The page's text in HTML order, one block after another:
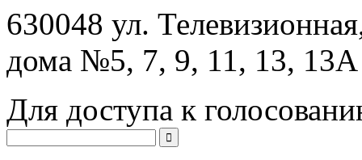
630048 ул.
дома №5, 7, 9, 11, 13, 13А
Для доступа к